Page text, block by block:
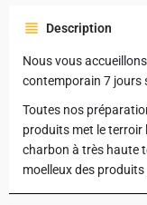
Description
Nous vous
contemporain 7 jours
Toutes nos
produits met le terroir
charbon à très haute
moelleux des